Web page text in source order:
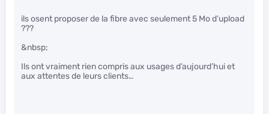
ils osent proposer de la fibre avec seulement 5 Mo d’upload
???
&nbsp;
Ils ont vraiment rien compris aux usages d’aujourd’hui et
aux attentes de leurs clients…